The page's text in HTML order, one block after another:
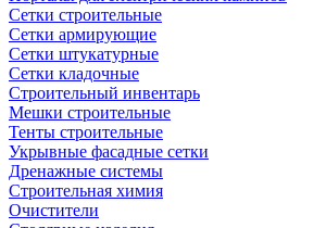
Сетки строительные
Сетки армирующие
Сетки штукатурные
Сетки кладочные
Строительный инвентарь
Мешки строительные
Тенты строительные
Укрывные фасадные сетки
Дренажные системы
Строительная химия
Очистители